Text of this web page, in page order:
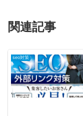
関連記事
seo対策